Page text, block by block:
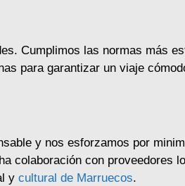
Cumplimos las normas más
para garantizar un viaje
y nos esforzamos por
colaboración con proveedores
y cultural de Marruecos.